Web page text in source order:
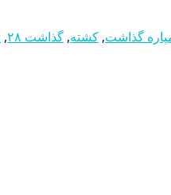
گذاشت, کشته, گذاشت ۲۸ ,